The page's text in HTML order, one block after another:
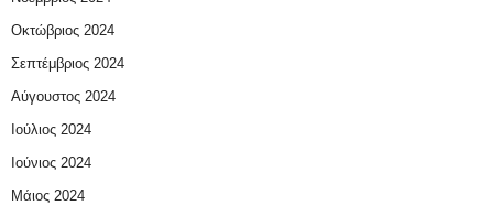
Οκτώβριος 2024
Σεπτέμβριος 2024
Αύγουστος 2024
Ιούλιος 2024
Ιούνιος 2024
Μάιος 2024